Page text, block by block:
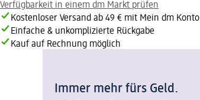
Verfügbarkeit in einem dm Markt prüfen
Kostenloser Versand ab 49 € mit Mein dm Konto
Einfache & unkomplizierte Rückgabe
Kauf auf Rechnung möglich
Immer mehr fürs Geld.